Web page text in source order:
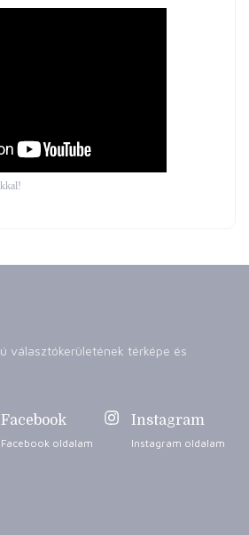
választókerületének térképe és
Facebook
Facebook oldalam
Instagram
Instagram oldalam